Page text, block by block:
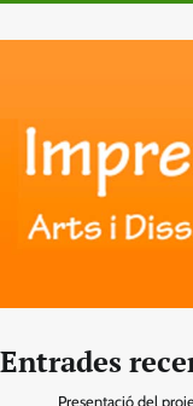
Entrades
Presentació del